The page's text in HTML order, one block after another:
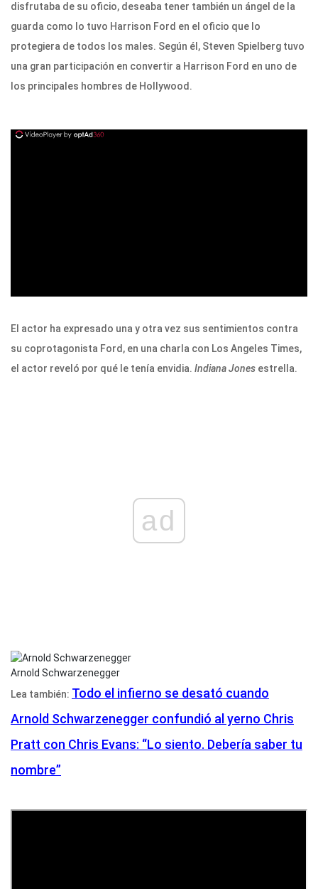
disfrutaba de su oficio, deseaba tener también un ángel de la
guarda como lo tuvo Harrison Ford en el oficio que lo
protegiera de todos los males. Según él, Steven Spielberg tuvo
una gran participación en convertir a Harrison Ford en uno de
los principales hombres de Hollywood.
El actor ha expresado una y otra vez sus sentimientos contra
su coprotagonista Ford, en una charla con Los Angeles Times,
el actor reveló por qué le tenía envidia. Indiana Jones estrella.
ad
Arnold Schwarzenegger
Lea también: Todo el infierno se desató cuando
Arnold Schwarzenegger confundió al yerno Chris
Pratt con Chris Evans: “Lo siento. Debería saber tu
nombre”